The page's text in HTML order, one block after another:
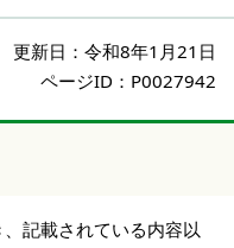
更新日： 令和8年1月21日
ページID：P0027942
記載されている内容以